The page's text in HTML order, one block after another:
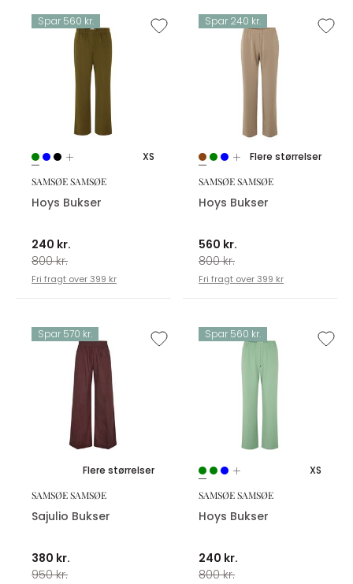
Spar 560 kr.
XS
SAMSØE SAMSØE
Hoys Bukser
240 kr.
800 kr.
Fri fragt over 399 kr
Spar 240 kr.
Flere størrelser
SAMSØE SAMSØE
Hoys Bukser
560 kr.
800 kr.
Fri fragt over 399 kr
Spar 570 kr.
Flere størrelser
SAMSØE SAMSØE
Sajulio Bukser
380 kr.
950 kr.
Spar 560 kr.
XS
SAMSØE SAMSØE
Hoys Bukser
240 kr.
800 kr.